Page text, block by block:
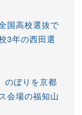
国高校選抜で
3年の西田選
ぼりを京都
会場の福知山